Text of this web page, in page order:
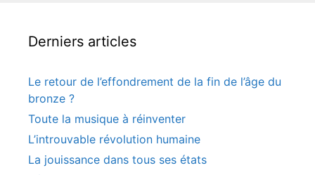
Derniers articles
Le retour de l’effondrement de la fin de l’âge du
bronze ?
Toute la musique à réinventer
L’introuvable révolution humaine
La jouissance dans tous ses états